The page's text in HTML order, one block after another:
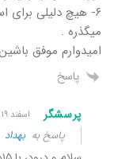
۶- هیچ دلیلی
میگذره .
امیدوارم موفق
پاسخ
پرسشگر اسفند ۱۹, ۱۴۰۳ ۱۰:۳۴ ب٫ظ
پاسخ بهبهداد